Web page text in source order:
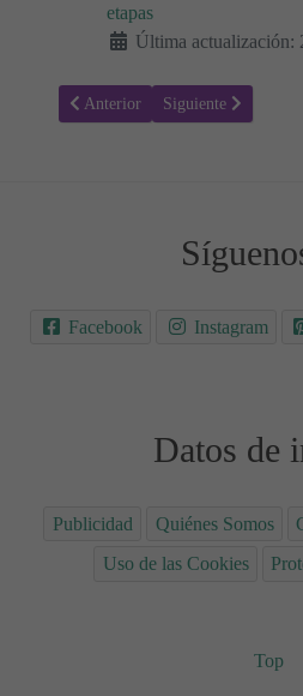
etapas
Última actualización:
Artículo anterior: ¿Cómo evitar la
Anterior Artículo siguiente:
Siguiente
Facebook Instagram
Datos de
Publicidad Quiénes Somos
Uso de las Cookies
Top